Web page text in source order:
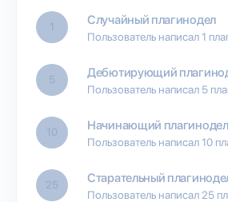
1 Случайный плагинодел
Пользователь написал 1
5 Дебютирующий
Пользователь написал 5
10 Начинающий плагинодел
Пользователь написал 10
25 Старательный
Пользователь написал 25